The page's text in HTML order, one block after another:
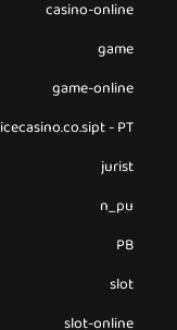
casino-online
game
game-online
icecasino.co.sipt - PT
jurist
n_pu
PB
slot